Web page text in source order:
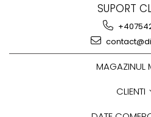
SUPORT
MAGAZINUL
CLIENTI